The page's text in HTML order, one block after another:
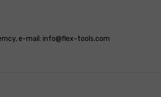
e-mail: info@flex-tools.com